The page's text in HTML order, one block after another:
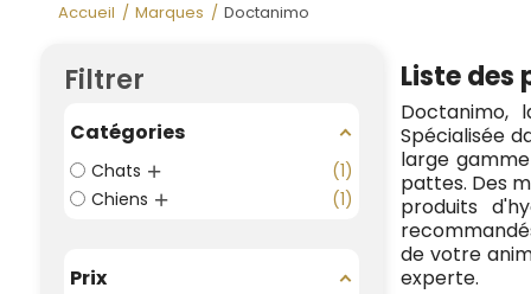
Accueil Marques Doctanimo
Filtrer
Catégories
Chats
1
Chiens
1
Prix
Liste des
Doctanimo,
Spécialisée
large
pattes. Des
produits
de votre
experte.